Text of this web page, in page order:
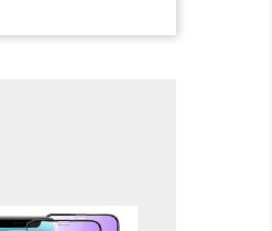
de douche,
urbain, les